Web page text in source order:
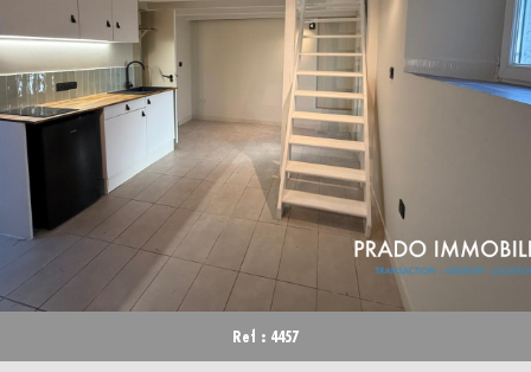
Ref : 4457